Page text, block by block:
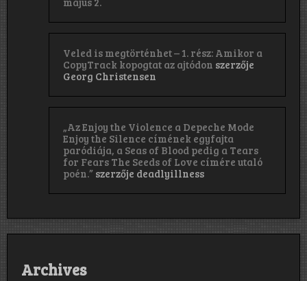
Veled is megtörténhet – 1. rész: Amikor a
CopyTrack kopogtat az ajtódon szerzője
Georg Christensen
„Az Enjoy the Violence a Depeche Mode
Enjoy the Silence címének egyfajta
paródiája, a Seas of Blood pedig a Tears
for Fears The Seeds of Love címére utaló
poén.” szerzője deadlyillness
Archives